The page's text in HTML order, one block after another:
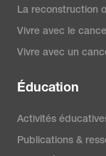
La reconstruction
Vivre avec le
Vivre avec un
Éducation
Activités
Publications &